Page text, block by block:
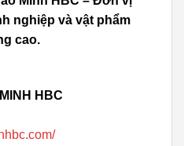
nghiệp và vật phẩm
cao.
HBC